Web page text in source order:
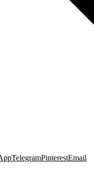
TelegramPinterestEmail